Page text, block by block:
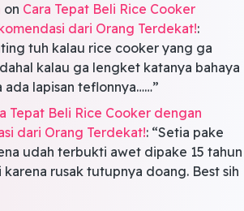
on Cara Tepat Beli Rice Cooker
dari Orang Terdekat!:
tuh kalau rice cooker yang ga
kalau ga lengket katanya bahaya
ada lapisan teflonnya……”
Tepat Beli Rice Cooker dengan
dari Orang Terdekat!: “Setia pake
udah terbukti awet dipake 15 tahun
karena rusak tutupnya doang. Best sih